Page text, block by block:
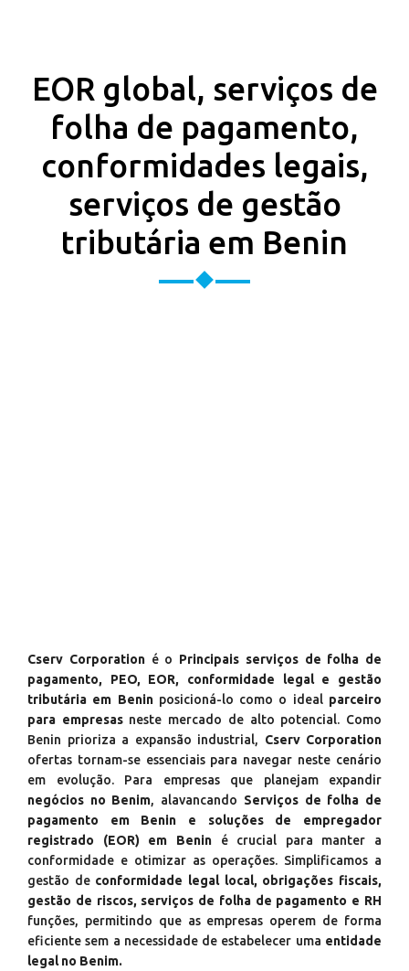
EOR global, serviços de
folha de pagamento,
conformidades legais,
serviços de gestão
tributária em Benin
Cserv Corporationé o Principais serviços de folha de
pagamento, PEO, EOR, conformidade legal e gestão
tributária em Beninposicioná-lo como o ideal parceiro
para empresasneste mercado de alto potencial. Como
Benin prioriza a expansão industrial, Cserv Corporation
ofertas tornam-se essenciais para navegar neste cenário
em evolução. Para empresas que planejam expandir
negócios no Benim, alavancando Serviços de folha de
pagamento em Benin e soluções de empregador
registrado (EOR) em Beniné crucial para manter a
conformidade e otimizar as operações. Simplificamos a
gestão de conformidade legal local, obrigações fiscais,
gestão de riscos, serviços de folha de pagamento e RH
funções, permitindo que as empresas operem de forma
eficiente sem a necessidade de estabelecer uma entidade
legal no Benim.